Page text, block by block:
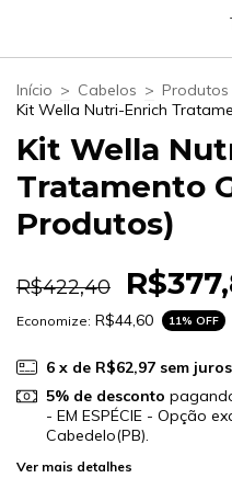
Início > Cabelos > Produtos
Kit Wella Nutri-Enrich
Kit Wella
Tratamento
Produtos)
R$422,40
Economize: R$44,60 11% OFF
6 x de R$62,97 sem juros
5% de desconto
- EM ESPÉCIE - Opção
Cabedelo(PB).
Ver mais detalhes